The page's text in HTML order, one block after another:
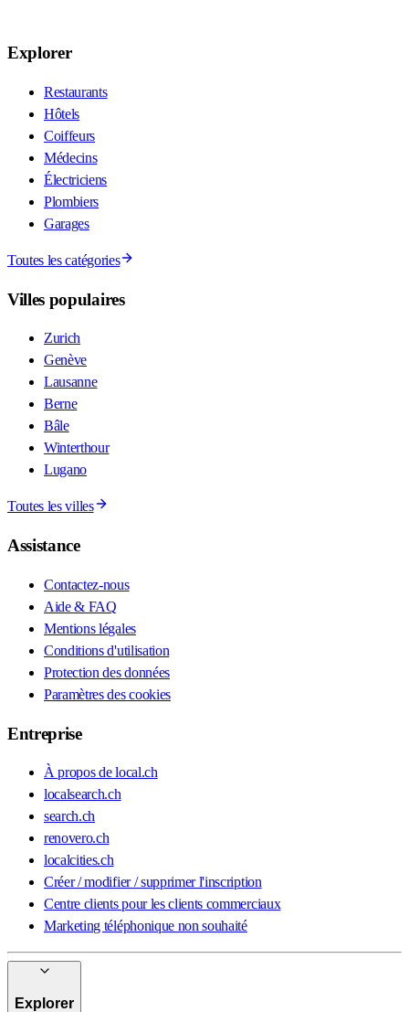
Explorer
Restaurants
Hôtels
Coiffeurs
Médecins
Électriciens
Plombiers
Garages
Toutes les catégories
Villes populaires
Zurich
Genève
Lausanne
Berne
Bâle
Winterthour
Lugano
Toutes les villes
Assistance
Contactez-nous
Aide & FAQ
Mentions légales
Conditions d'utilisation
Protection des données
Paramètres des cookies
Entreprise
À propos de local.ch
localsearch.ch
search.ch
renovero.ch
localcities.ch
Créer / modifier / supprimer l'inscription
Centre clients pour les clients commerciaux
Marketing téléphonique non souhaité
Explorer